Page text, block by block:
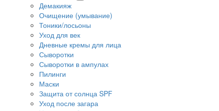
Демакияж
Очищение (умывание)
Тоники/лосьоны
Уход для век
Дневные кремы для лица
Сыворотки
Сыворотки в ампулах
Пилинги
Маски
Защита от солнца SPF
Уход после загара